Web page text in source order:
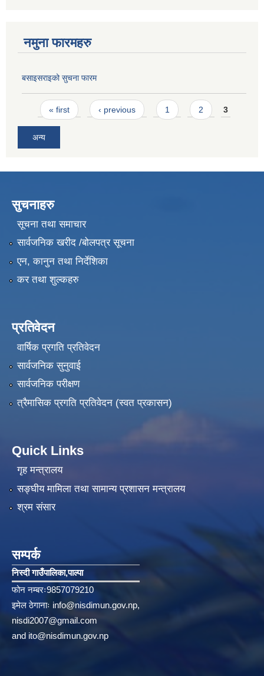
नमुना फारमहरु
बसाइसराइको सुचना फारम
Pages
« first ‹ previous 1 2 3
अन्य
सुचनाहरु
सूचना तथा समाचार
सार्वजनिक खरीद /बोलपत्र सूचना
एन, कानुन तथा निर्देशिका
कर तथा शुल्कहरु
प्रतिवेदन
वार्षिक प्रगति प्रतिवेदन
सार्वजनिक सुनुवाई
सार्वजनिक परीक्षण
त्रैमासिक प्रगति प्रतिवेदन (स्वत प्रकासन)
Quick Links
गृह मन्त्रालय
सङ्‍घीय मामिला तथा सामान्य प्रशासन मन्त्रालय
श्रम संसार
सम्पर्क
निस्दी गाउँपालिका‚पाल्पा
फोन नम्बरः9857079210
इमेल ठेगानाः info@nisdimun.gov.np,
nisdi2007@gmail.com
and ito@nisdimun.gov.np